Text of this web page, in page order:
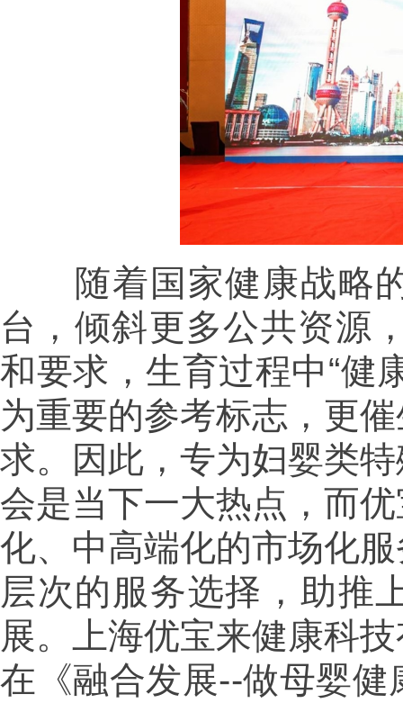
随着国家健康战略的
台，倾斜更多公共资源
和要求，生育过程中“健
为重要的参考标志，更
求。因此，专为妇婴类
会是当下一大热点，而
化、中高端化的市场化
层次的服务选择，助推
展。上海优宝来健康科
在《融合发展--做母婴